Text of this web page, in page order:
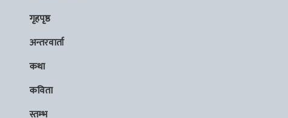
गृहपृष्ठ
अन्तरवार्ता
कथा
कविता
स्तम्भ